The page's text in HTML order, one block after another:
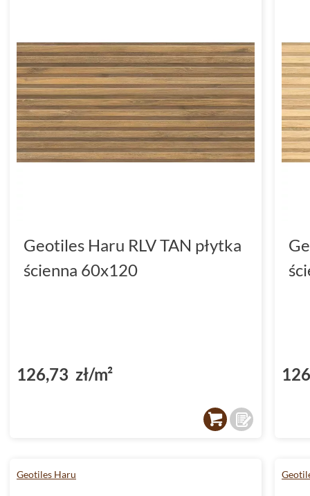
Geotiles Haru RLV TAN płytka
ścienna 60x120
126,73 zł/m²
Geotiles Haru